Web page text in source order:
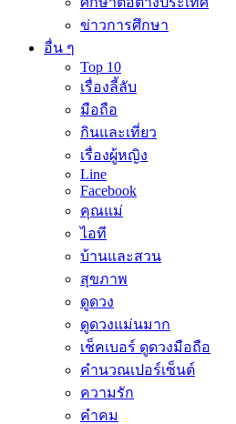
ข่าวการศึกษา
อื่น ๆ
Top 10
เรื่องลี้ลับ
มือถือ
กินและเที่ยว
เรื่องผู้หญิง
Line
Facebook
คุณแม่
ไอที
บ้านและสวน
สุขภาพ
ดูดวง
ดูดวงแม่นมาก
เช็คเบอร์ ดูดวงมือถือ
คำนวณเปอร์เซ็นต์
ความรัก
คำคม